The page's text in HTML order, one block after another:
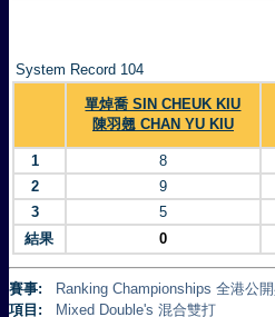
System Record 104
單焯喬 SIN CHEUK KIU
陳羽翹 CHAN YU KIU
1
8
2
9
3
5
結果
0
賽事:
Ranking Championships 全港公
項目:
Mixed Double's 混合雙打